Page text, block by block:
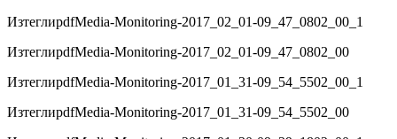
ИзтеглиpdfMedia-Monitoring-2017_02_01-09_47_0802_00_1
ИзтеглиpdfMedia-Monitoring-2017_02_01-09_47_0802_00
ИзтеглиpdfMedia-Monitoring-2017_01_31-09_54_5502_00_1
ИзтеглиpdfMedia-Monitoring-2017_01_31-09_54_5502_00